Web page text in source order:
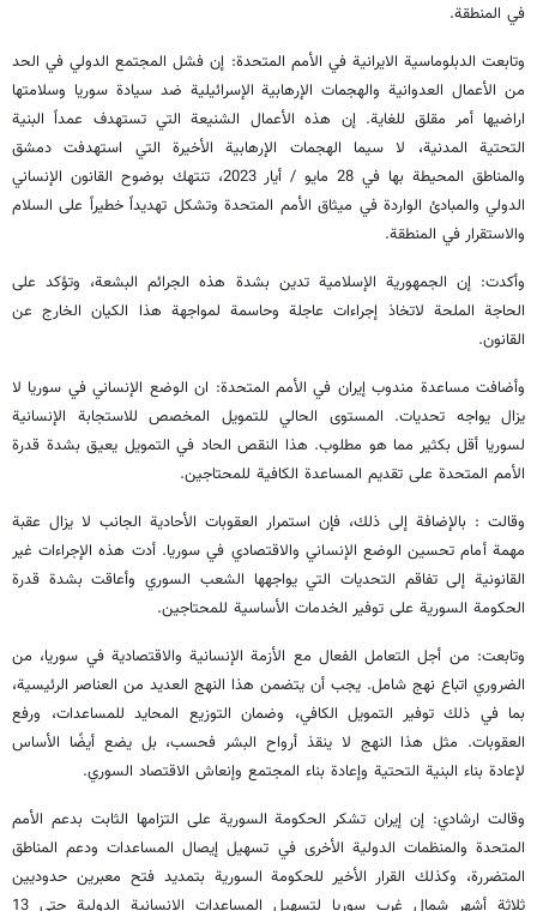
في المنطقة.
وتابعت الدبلوماسية الايرانية في الأمم المتحدة: إن فشل المجتمع الدولي في الحد
من الأعمال العدوانية والهجمات الإرهابية الإسرائيلية ضد سيادة سوريا وسلامتها
اراضيها أمر مقلق للغاية. إن هذه الأعمال الشنيعة التي تستهدف عمداً البنية
التحتية المدنية، لا سيما الهجمات الإرهابية الأخيرة التي استهدفت دمشق
والمناطق المحيطة بها في 28 مايو / أيار 2023، تنتهك بوضوح القانون الإنساني
الدولي والمبادئ الواردة في ميثاق الأمم المتحدة وتشكل تهديداً خطيراً على السلام
والاستقرار في المنطقة.
وأكدت: إن الجمهورية الإسلامية تدين بشدة هذه الجرائم البشعة، وتؤكد على
الحاجة الملحة لاتخاذ إجراءات عاجلة وحاسمة لمواجهة هذا الكيان الخارج عن
القانون.
وأضافت مساعدة مندوب إيران في الأمم المتحدة: ان الوضع الإنساني في سوريا لا
يزال يواجه تحديات. المستوى الحالي للتمويل المخصص للاستجابة الإنسانية
لسوريا أقل بكثير مما هو مطلوب. هذا النقص الحاد في التمويل يعيق بشدة قدرة
الأمم المتحدة على تقديم المساعدة الكافية للمحتاجين.
وقالت : بالإضافة إلى ذلك، فإن استمرار العقوبات الأحادية الجانب لا يزال عقبة
مهمة أمام تحسين الوضع الإنساني والاقتصادي في سوريا. أدت هذه الإجراءات غير
القانونية إلى تفاقم التحديات التي يواجهها الشعب السوري وأعاقت بشدة قدرة
الحكومة السورية على توفير الخدمات الأساسية للمحتاجين.
وتابعت: من أجل التعامل الفعال مع الأزمة الإنسانية والاقتصادية في سوريا، من
الضروري اتباع نهج شامل. يجب أن يتضمن هذا النهج العديد من العناصر الرئيسية،
بما في ذلك توفير التمويل الكافي، وضمان التوزيع المحايد للمساعدات، ورفع
العقوبات. مثل هذا النهج لا ينقذ أرواح البشر فحسب، بل يضع أيضًا الأساس
لإعادة بناء البنية التحتية وإعادة بناء المجتمع وإنعاش الاقتصاد السوري.
وقالت ارشادي: إن إيران تشكر الحكومة السورية على التزامها الثابت بدعم الأمم
المتحدة والمنظمات الدولية الأخرى في تسهيل إيصال المساعدات ودعم المناطق
المتضررة، وكذلك القرار الأخير للحكومة السورية بتمديد فتح معبرين حدوديين